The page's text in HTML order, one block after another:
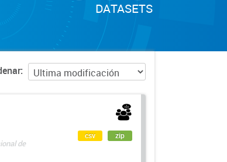
DATASETS
de
csv zip